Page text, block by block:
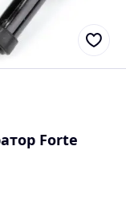
Forte